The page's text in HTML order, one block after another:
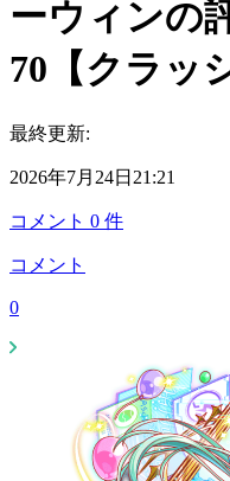
ーウィンの
70【クラッ
最終更新:
2026年7月24日21:21
コメント 0 件
コメント
0